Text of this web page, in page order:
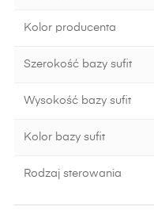
Kolor producenta
Szerokość bazy sufit
Wysokość bazy sufit
Kolor bazy sufit
Rodzaj sterowania